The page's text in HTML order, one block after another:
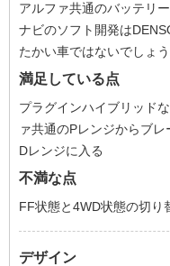
アルファ共通のバッテリ
ナビのソフト開発は
たかい車ではないでしょう
満足している点
プラグインハイブリッド
ァ共通のPレンジからブレ
Dレンジに入る
不満な点
FF状態と4WD状態の切り
デザイン